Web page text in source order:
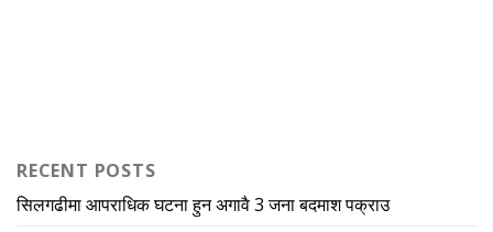
RECENT POSTS
सिलगढीमा आपराधिक घटना हुन अगावै 3 जना बदमाश पक्राउ